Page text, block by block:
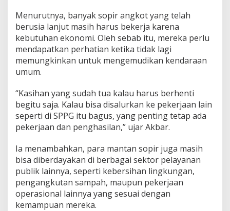
Menurutnya, banyak sopir angkot yang telah
berusia lanjut masih harus bekerja karena
kebutuhan ekonomi. Oleh sebab itu, mereka perlu
mendapatkan perhatian ketika tidak lagi
memungkinkan untuk mengemudikan kendaraan
umum.
“Kasihan yang sudah tua kalau harus berhenti
begitu saja. Kalau bisa disalurkan ke pekerjaan lain
seperti di SPPG itu bagus, yang penting tetap ada
pekerjaan dan penghasilan,” ujar Akbar.
Ia menambahkan, para mantan sopir juga masih
bisa diberdayakan di berbagai sektor pelayanan
publik lainnya, seperti kebersihan lingkungan,
pengangkutan sampah, maupun pekerjaan
operasional lainnya yang sesuai dengan
kemampuan mereka.